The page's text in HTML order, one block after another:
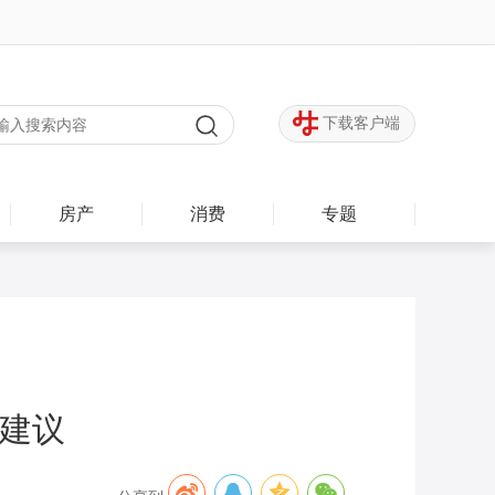
下载客户端
房产 消费 专题
议